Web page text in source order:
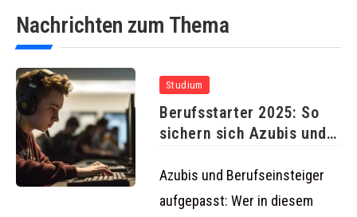
Nachrichten zum Thema
Studium
Berufsstarter 2025: So
sichern sich Azubis und
Azubis und Berufseinsteiger
aufgepasst: Wer in diesem